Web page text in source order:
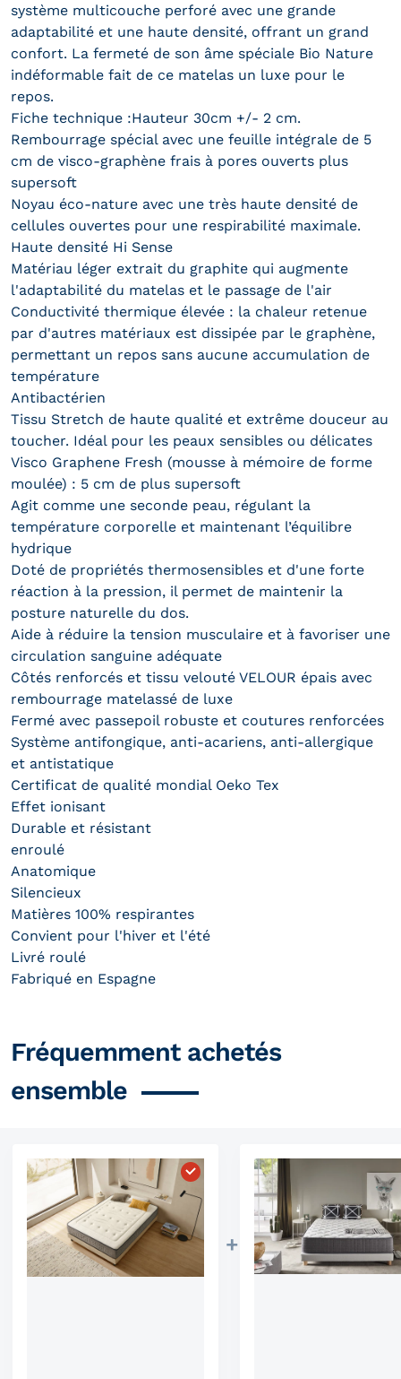
système multicouche perforé avec une grande
adaptabilité et une haute densité, offrant un grand
confort. La fermeté de son âme spéciale Bio Nature
indéformable fait de ce matelas un luxe pour le
repos.
Fiche technique :Hauteur 30cm +/- 2 cm.
Rembourrage spécial avec une feuille intégrale de 5
cm de visco-graphène frais à pores ouverts plus
supersoft
Noyau éco-nature avec une très haute densité de
cellules ouvertes pour une respirabilité maximale.
Haute densité Hi Sense
Matériau léger extrait du graphite qui augmente
l'adaptabilité du matelas et le passage de l'air
Conductivité thermique élevée : la chaleur retenue
par d'autres matériaux est dissipée par le graphène,
permettant un repos sans aucune accumulation de
température
Antibactérien
Tissu Stretch de haute qualité et extrême douceur au
toucher. Idéal pour les peaux sensibles ou délicates
Visco Graphene Fresh (mousse à mémoire de forme
moulée) : 5 cm de plus supersoft
Agit comme une seconde peau, régulant la
température corporelle et maintenant l’équilibre
hydrique
Doté de propriétés thermosensibles et d'une forte
réaction à la pression, il permet de maintenir la
posture naturelle du dos.
Aide à réduire la tension musculaire et à favoriser une
circulation sanguine adéquate
Côtés renforcés et tissu velouté VELOUR épais avec
rembourrage matelassé de luxe
Fermé avec passepoil robuste et coutures renforcées
Système antifongique, anti-acariens, anti-allergique
et antistatique
Certificat de qualité mondial Oeko Tex
Effet ionisant
Durable et résistant
enroulé
Anatomique
Silencieux
Matières 100% respirantes
Convient pour l'hiver et l'été
Livré roulé
Fabriqué en Espagne
Fréquemment achetés
ensemble
Choisissez "Matelas à ressorts